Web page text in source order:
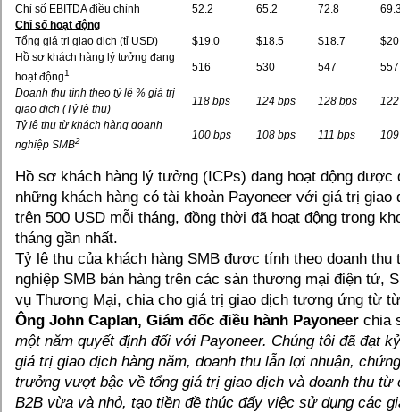
Chỉ số EBITDA điều chỉnh
52.2 65.2 72.8
Chỉ số hoạt động
Tổng giá trị giao dịch (tỉ USD)
$19.0 $18.5 $18.7
Hồ sơ khách hàng lý tưởng đang
hoạt động1 516 530 547 557
Doanh thu tính theo tỷ lệ % giá trị
giao dịch (Tỷ lệ thu)
118 bps 124 bps 128 bps
Tỷ lệ thu từ khách hàng doanh
nghiệp SMB2 100 bps 108 bps 111 bps
Hồ sơ khách hàng lý tưởng (ICPs) đang hoạt động được
những khách hàng có tài khoản Payoneer với giá trị giao
trên 500 USD mỗi tháng, đồng thời đã hoạt động trong
tháng gần nhất.
Tỷ lệ thu của khách hàng SMB được tính theo doanh thu
nghiệp SMB bán hàng trên các sàn thương mại điện tử,
vụ Thương Mại, chia cho giá trị giao dịch tương ứng từ
Ông John Caplan, Giám đốc điều hành Payoneer chia
một năm quyết định đối với Payoneer. Chúng tôi đã đạt
giá trị giao dịch hàng năm, doanh thu lẫn lợi nhuận,
trưởng vượt bậc về tổng giá trị giao dịch và doanh thu từ
B2B vừa và nhỏ, tạo tiền đề thúc đẩy việc sử dụng các